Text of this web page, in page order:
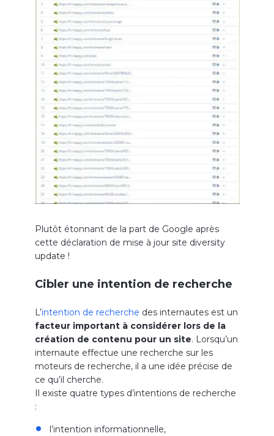
Plutôt étonnant de la part de Google après
cette déclaration de mise à jour site diversity
update !
Cibler une intention de recherche
L’intention de recherche des internautes est un
facteur important à considérer lors de la
création de contenu pour un site. Lorsqu’un
internaute effectue une recherche sur les
moteurs de recherche, il a une idée précise de
ce qu’il cherche.
Il existe quatre types d’intentions de recherche
:
l’intention informationnelle,